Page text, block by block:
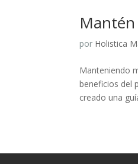
por Holistica
Manteniendo
beneficios del
creado una